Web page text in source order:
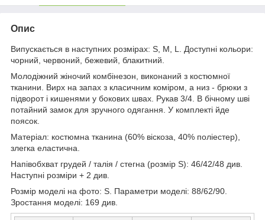
Опис
Випускається в наступних розмірах: S, M, L. Доступні кольори:
чорний, червоний, бежевий, блакитний.
Молодіжний жіночий комбінезон, виконаний з костюмної
тканини. Вирх на запах з класичним коміром, а низ - брюки з
підворот і кишенями у бокових швах. Рукав 3/4. В бічному шві
потайний замок для зручного одягання. У комплекті йде
поясок.
Матеріал: костюмна тканина (60% віскоза, 40% поліестер),
злегка еластична.
Напівобхват грудей / талія / стегна (розмір S): 46/42/48 див.
Наступні розміри + 2 див.
Розмір моделі на фото: S. Параметри моделі: 88/62/90.
Зростання моделі: 169 див.